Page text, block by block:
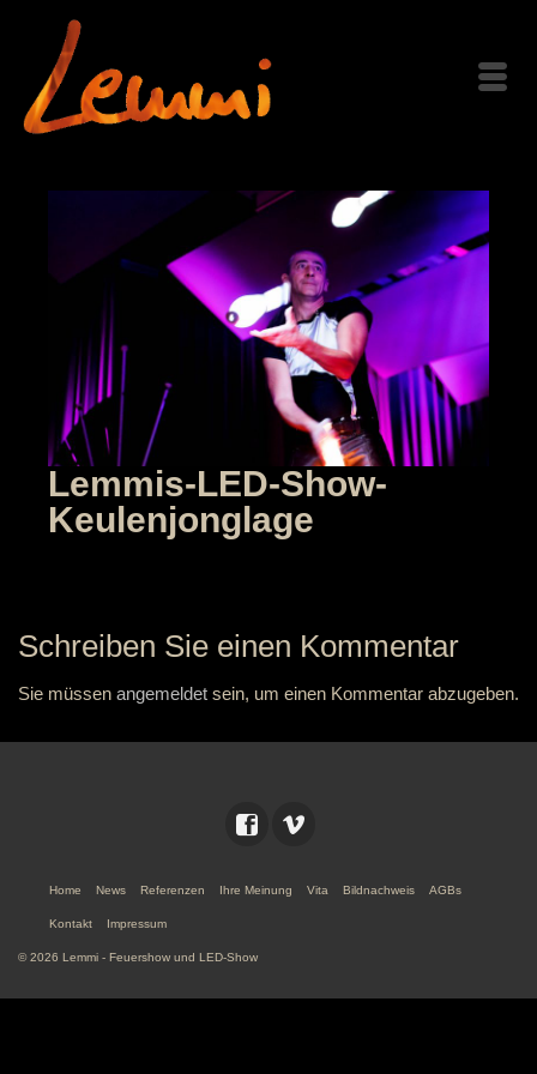
Lemmis-LED-Show-
Keulenjonglage
Schreiben Sie einen Kommentar
Sie müssen angemeldet sein, um einen Kommentar abzugeben.
Home News Referenzen Ihre Meinung Vita Bildnachweis AGBs
Kontakt Impressum
© 2026 Lemmi - Feuershow und LED-Show